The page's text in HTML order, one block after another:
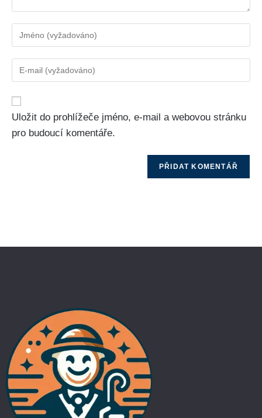
Uložit do prohlížeče jméno, e-mail a webovou stránku
pro budoucí komentáře.